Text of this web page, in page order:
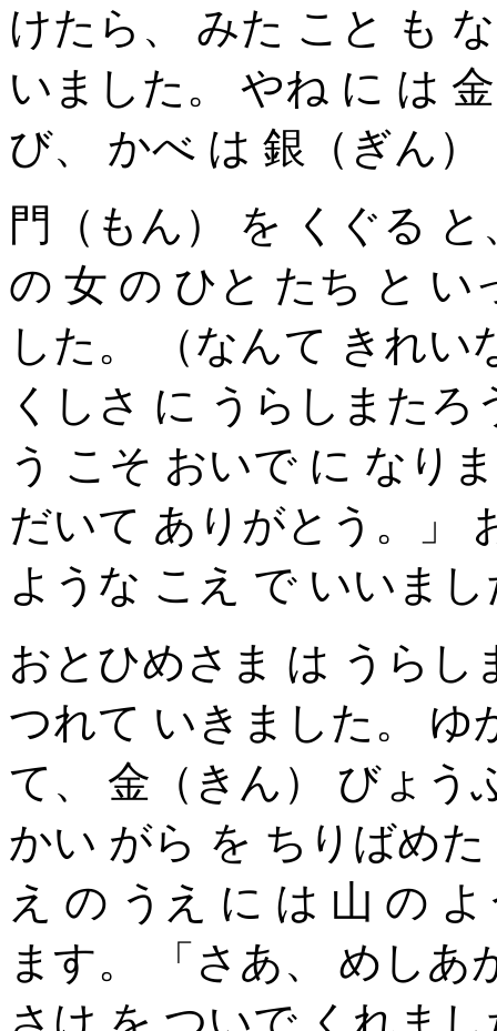
けたら、 みた こと も
いました。 やね に は
び、 かべ は 銀（ぎん
門（もん） を くぐる
の 女 の ひと たち と い
した。 （なんて きれい
くしさ に うらしまた
う こそ おいで に なり
だいて ありがとう。」
ような こえ で いいま
おとひめさま は うらし
つれて いきました。 ゆ
て、 金（きん） びょう
かい がら を ちりばめ
え の うえ に は 山 の
ます。 「さあ、 めしあ
さけ を ついで くれま